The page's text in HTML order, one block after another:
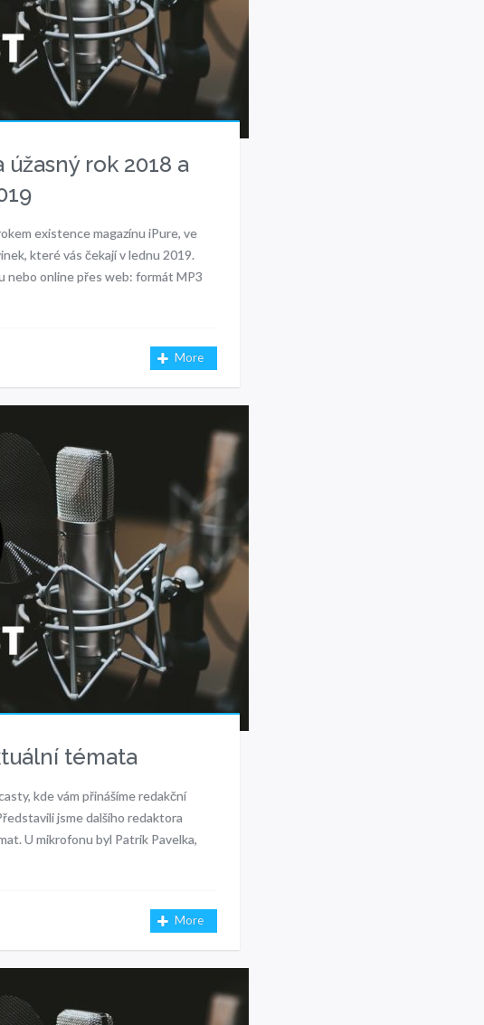
rok 2018 a
existence magazínu iPure, ve
které vás čekají v lednu 2019.
nebo online přes web: formát MP3
More
témata
kde vám přinášíme redakční
jsme dalšího redaktora
U mikrofonu byl Patrik Pavelka,
More